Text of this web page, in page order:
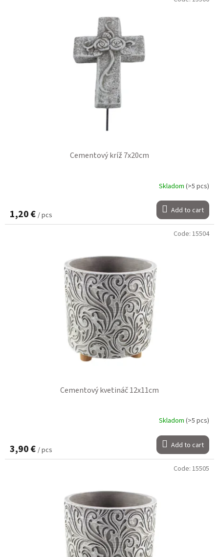
Cementový kríž 7x20cm
Skladom (>5 pcs)
1,20 € / pcs Add to cart
Cementový kvetináč 12x11cm
Skladom (>5 pcs)
3,90 € / pcs Add to cart
Code: 15504
Code: 15505